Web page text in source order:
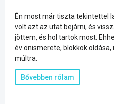
Én most már tiszta tekintettel
volt azt az utat bejárni, és
jöttem, és hol tartok most.
év önismerete, blokkok
múltra.
Bővebben rólam